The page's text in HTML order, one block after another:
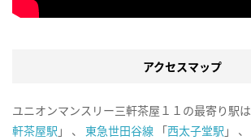
アクセスマップ
ユニオンマンスリー三軒茶屋１１の最寄り駅は
軒茶屋駅 」 、 東急世田谷線 「西太子堂駅 」 、